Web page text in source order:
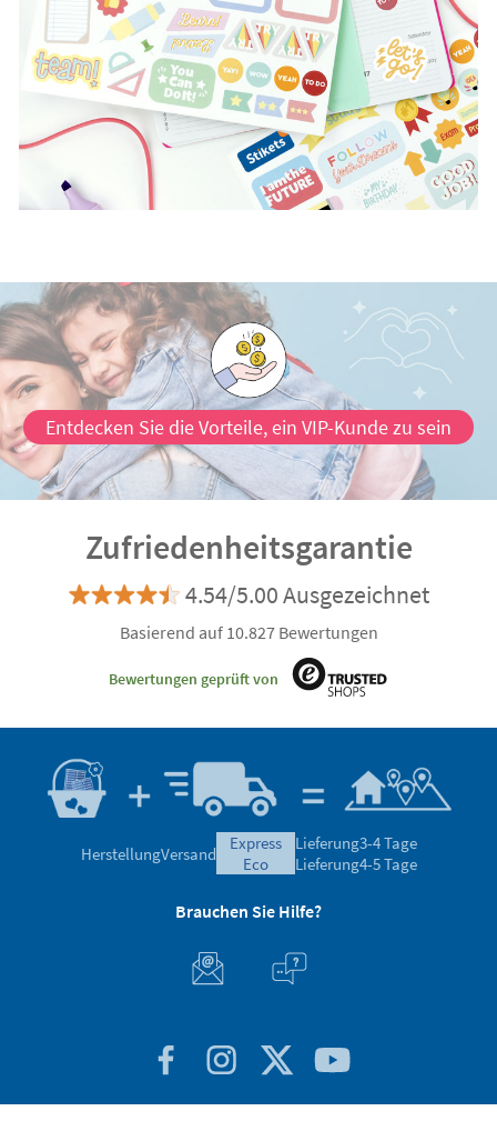
Entdecken Sie die Vorteile, ein VIP-Kunde zu sein
Zufriedenheitsgarantie
4.54/5.00 Ausgezeichnet
Basierend auf 10.827 Bewertungen
Bewertungen geprüft von
HerstellungVersand
express
eco
Lieferung3-4 Tage
Lieferung4-5 Tage
Brauchen Sie Hilfe?